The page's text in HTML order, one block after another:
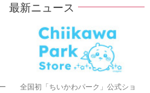
最新ニュース
全国初「ちいかわパーク」公式ショ